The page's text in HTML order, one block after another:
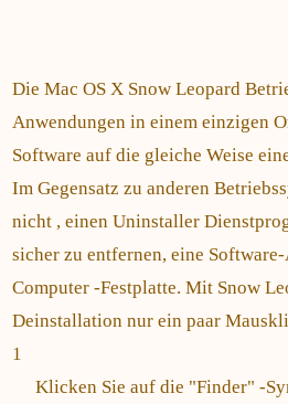
Die Mac OS X Snow Leopard
Anwendungen in einem einzigen
Software auf die gleiche Weise
Im Gegensatz zu anderen
nicht , einen Uninstaller
sicher zu entfernen, eine
Computer -Festplatte. Mit Snow
Deinstallation nur ein paar
1
Klicken Sie auf die "Finder" -